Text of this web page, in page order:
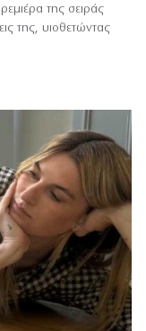
της σειράς
της, υιοθετώντας